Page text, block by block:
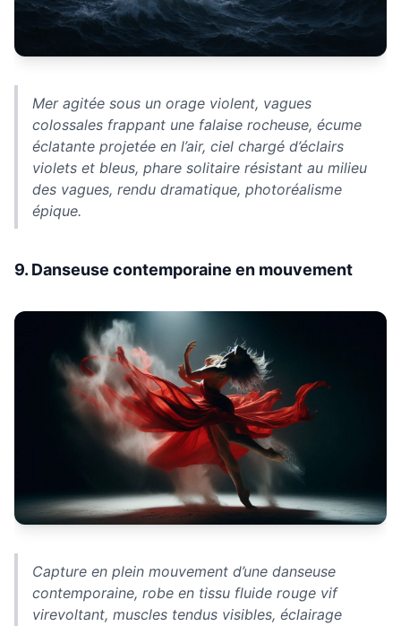
Mer agitée sous un orage violent, vagues
colossales frappant une falaise rocheuse, écume
éclatante projetée en l’air, ciel chargé d’éclairs
violets et bleus, phare solitaire résistant au milieu
des vagues, rendu dramatique, photoréalisme
épique.
9. Danseuse contemporaine en mouvement
Capture en plein mouvement d’une danseuse
contemporaine, robe en tissu fluide rouge vif
virevoltant, muscles tendus visibles, éclairage